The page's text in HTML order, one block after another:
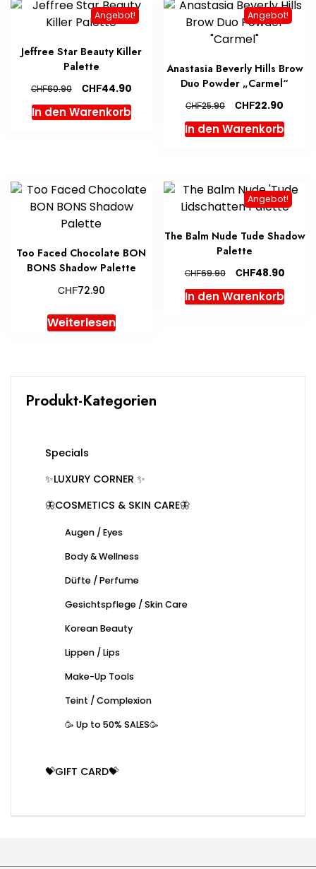
Angebot!
Jeffree Star Beauty Killer
Palette
CHF60.90
Ursprünglicher
Preis
war:
CHF44.90Aktueller
Preis
ist:
In den Warenkorb
Angebot!
Anastasia Beverly Hills Brow
Duo Powder „Carmel“
CHF25.90
Ursprünglicher
Preis
war:
CHF22.90
Preis
ist:
In den Warenkorb
Too Faced Chocolate BON
BONS Shadow Palette
CHF72.90
Weiterlesen
Angebot!
The Balm Nude Tude Shadow
Palette
CHF69.90
Ursprünglicher
war:
CHF48.90
In den Warenkorb
Produkt-Kategorien
Specials
✨LUXURY CORNER ✨
🦋COSMETICS & SKIN CARE🦋
Augen / Eyes
Body & Wellness
Düfte / Perfume
Gesichtspflege / Skin Care
Korean Beauty
Lippen / Lips
Make-Up Tools
Teint / Complexion
🥳 Up to 50% SALES🥳
💝GIFT CARD💝